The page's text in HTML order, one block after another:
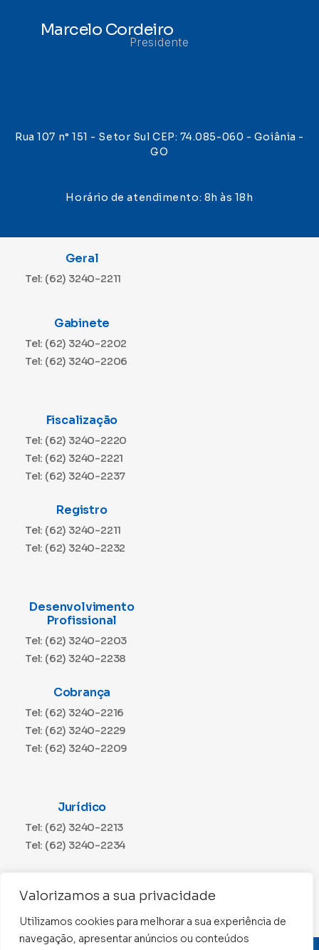
Valorizamos a sua privacidade
Utilizamos cookies para melhorar a sua experiência de
navegação, apresentar anúncios ou conteúdos
Marcelo Cordeiro
Presidente
Rua 107 n° 151 - Setor Sul CEP: 74.085-060 - Goiânia -
GO
Horário de atendimento: 8h às 18h
Geral
Tel: (62) 3240-2211
Gabinete
Tel: (62) 3240-2202
Tel: (62) 3240-2206
Fiscalização
Tel: (62) 3240-2220
Tel: (62) 3240-2221
Tel: (62) 3240-2237
Registro
Tel: (62) 3240-2211
Tel: (62) 3240-2232
Desenvolvimento
Profissional
Tel: (62) 3240-2203
Tel: (62) 3240-2238
Cobrança
Tel: (62) 3240-2216
Tel: (62) 3240-2229
Tel: (62) 3240-2209
Jurídico
Tel: (62) 3240-2213
Tel: (62) 3240-2234
Tel: (62) 3240-2230